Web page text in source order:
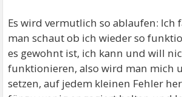
Es wird vermutlich so ablaufen: Ich
man schaut ob ich wieder so
es gewohnt ist, ich kann und will
funktionieren, also wird man mich
setzen, auf jedem kleinen Fehler